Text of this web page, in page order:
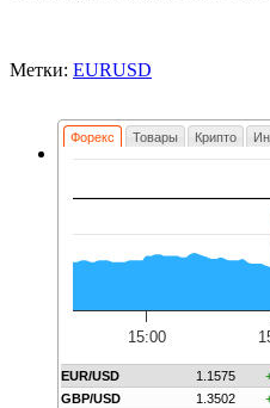
Метки: EURUSD
Форекс Товары Крипто
15:00
EUR/USD 1.1575
GBP/USD
1.3502